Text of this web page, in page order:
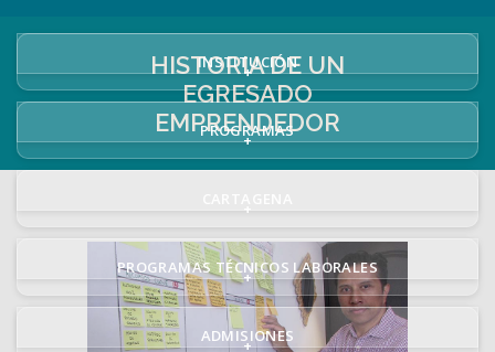
INSTITUCIÓN
+
PROGRAMAS
+
+
PROGRAMAS TÉCNICOS LABORALES
+
ADMISIONES
+
HISTORIA DE UN
EGRESADO
EMPRENDEDOR